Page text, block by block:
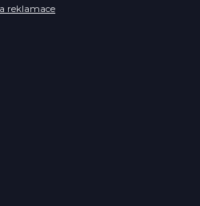
reklamace